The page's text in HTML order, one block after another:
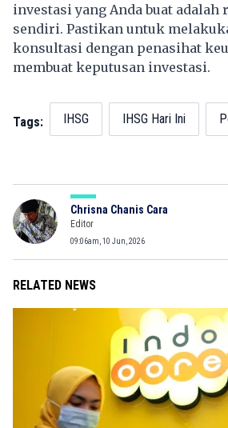
investasi yang Anda buat adalah
sendiri. Pastikan untuk
konsultasi dengan penasihat
membuat keputusan investasi.
Tags: IHSG IHSG Hari Ini
Chrisna Chanis Cara
Editor
09:06am, 10 Jun, 2026
RELATED NEWS